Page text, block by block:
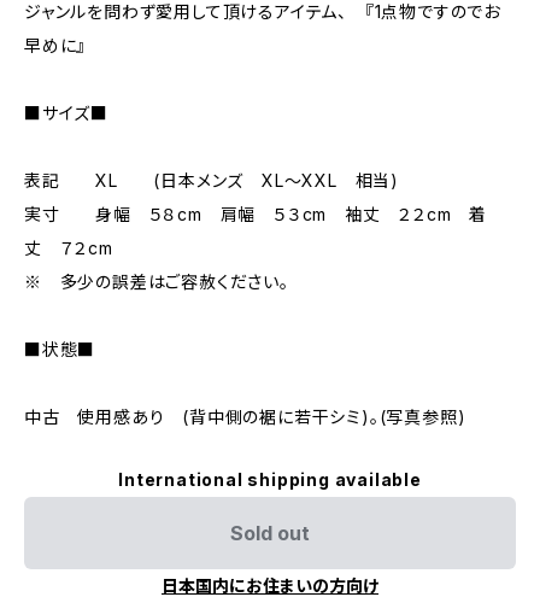
ジャンルを問わず愛用して頂けるアイテム、 『1点物ですのでお
早めに』
■サイズ■
表記 XL (日本メンズ XL～XXL 相当)
実寸 身幅 ５８cm 肩幅 ５３cm 袖丈 ２２cm 着
丈 ７２cm
※ 多少の誤差はご容赦ください。
■状態■
中古 使用感あり (背中側の裾に若干シミ)。(写真参照)
International shipping available
Sold out
日本国内にお住まいの方向け